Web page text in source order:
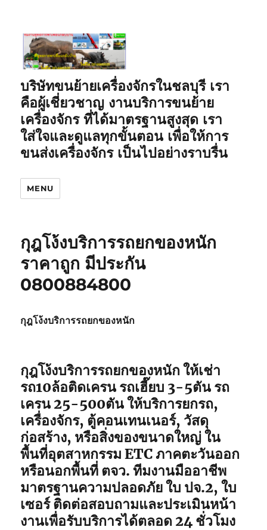
บริษัทขนย้ายเครื่องจักรในชลบุรี เรา
คือผู้เชี่ยวชาญ งานบริการขนย้าย
เครื่องจักร ที่ได้มาตรฐานสูงสุด เรา
ใส่ใจและดูแลทุกขั้นตอน เพื่อให้การ
ขนส่งเครื่องจักร เป็นไปอย่างราบรื่น
MENU
กุฎโง้งบริการรถยกของหนัก
ราคาถูก มีประกัน
0800884800
กุฎโง้งบริการรถยกของหนัก
กุฎโง้งบริการรถยกของหนัก ให้เช่า
รถ10ล้อติดเครน รถเฮี๊ยบ 3-5ตัน รถ
เครน 25-500ตัน ให้บริการยกรถ,
เครื่องจักร, ตู้คอนเทนเนอร์, วัสดุ
ก่อสร้าง, หรือสิ่งของขนาดใหญ่ ใน
พื้นที่อุตสาหกรรม ETC ภาคตะวันออก
หรือนอกพื้นที่ ตจว. ทีมงานมืออาชีพ
มาตรฐานความปลอดภัย ใบ ปจ.2, ใบ
เซอร์ ติดต่อสอบถามและประเมินหน้า
งานเพื่อรับบริการได้ตลอด 24 ชั่วโมง